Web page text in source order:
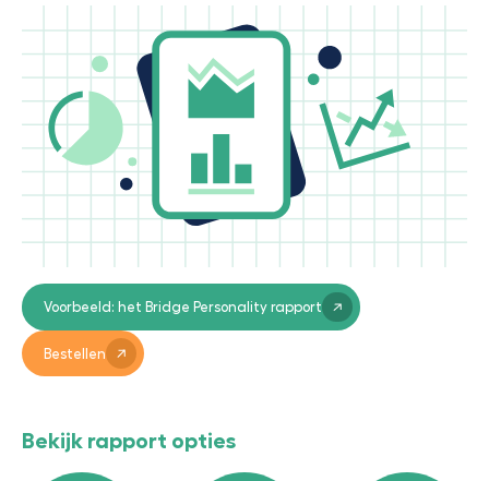
Bestellen
Voorbeeld: het Bridge Personality rapport
Bekijk rapport opties